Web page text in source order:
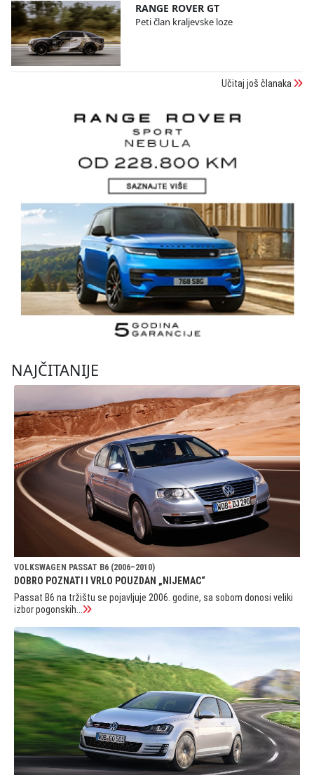
RANGE ROVER GT
Peti član kraljevske loze
Učitaj još članaka
NAJČITANIJE
VOLKSWAGEN PASSAT B6 (2006–2010)
DOBRO POZNATI I VRLO POUZDAN „NIJEMAC“
Passat B6 na tržištu se pojavljuje 2006. godine, sa sobom donosi veliki
izbor pogonskih...